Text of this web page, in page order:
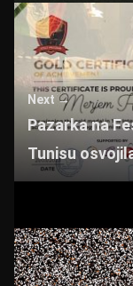
Next →
Pazarka na
Tunisu